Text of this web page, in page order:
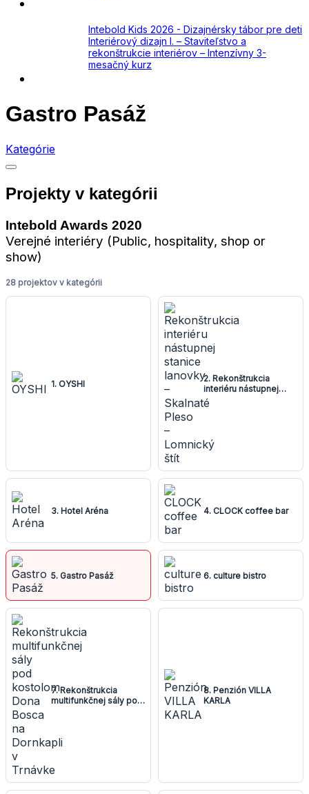
Intebold Kids 2026 - Dizajnérsky tábor pre deti
Interiérový dizajn I. – Staviteľstvo a
rekonštrukcie interiérov – Intenzívny 3-
mesačný kurz
Gastro Pasáž
Kategórie
Projekty v kategórii
Intebold Awards 2020
Verejné interiéry (Public, hospitality, shop or
show)
28 projektov v kategórii
1. OYSHI
2. Rekonštrukcia
interiéru nástupnej
stanice lanovky –
Skalnaté Pleso –
3. Hotel Aréna 4. CLOCK coffee bar
5. Gastro Pasáž 6. culture bistro
7. Rekonštrukcia
multifunkčnej sály pod
8. Penzión VILLA
KARLA